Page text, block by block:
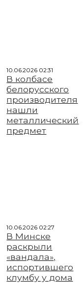
10.06.2026 02:31
В колбасе
белорусского
производителя
нашли
металлический
предмет
10.06.2026 02:27
В Минске
раскрыли
«вандала»,
испортившего
клумбу у дома